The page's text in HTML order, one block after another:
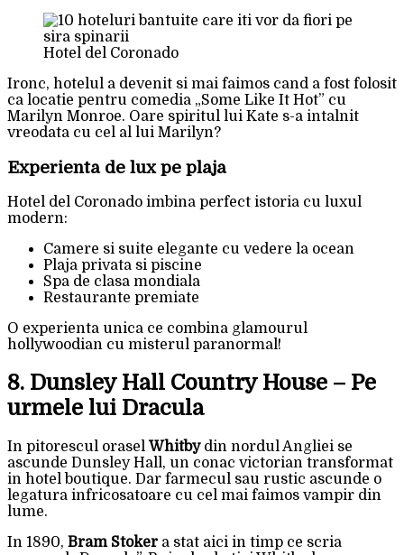
Hotel del Coronado
Ironc, hotelul a devenit si mai faimos cand a fost folosit
ca locatie pentru comedia „Some Like It Hot” cu
Marilyn Monroe. Oare spiritul lui Kate s-a intalnit
vreodata cu cel al lui Marilyn?
Experienta de lux pe plaja
Hotel del Coronado imbina perfect istoria cu luxul
modern:
Camere si suite elegante cu vedere la ocean
Plaja privata si piscine
Spa de clasa mondiala
Restaurante premiate
O experienta unica ce combina glamourul
hollywoodian cu misterul paranormal!
8. Dunsley Hall Country House – Pe
urmele lui Dracula
In pitorescul orasel Whitbydin nordul Angliei se
ascunde Dunsley Hall, un conac victorian transformat
in hotel boutique. Dar farmecul sau rustic ascunde o
legatura infricosatoare cu cel mai faimos vampir din
lume.
In 1890, Bram Stoker a stat aici in timp ce scria